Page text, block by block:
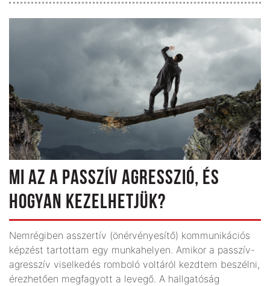
MI AZ A PASSZÍV AGRESSZIÓ, ÉS
HOGYAN KEZELHETJÜK?
Nemrégiben asszertív (önér­vényesítő) kommunikációs
képzést tartottam egy munkahelyen. Amikor a passzív-
agresszív vi­selkedés romboló voltáról kezd­­tem beszélni,
érezhetően megfagyott a levegő. A hallgatóság